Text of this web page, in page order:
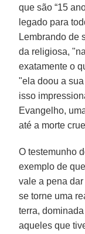
que são “15
legado para
Lembrando de
da religiosa,
exatamente o
"ela doou a
isso
Evangelho,
até a morte
O testemunho
exemplo de
vale a pena
se torne uma
terra,
aqueles que